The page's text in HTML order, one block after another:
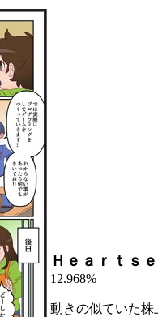
Ｈｅａｒｔｓ
12.968%
動きの似ていた